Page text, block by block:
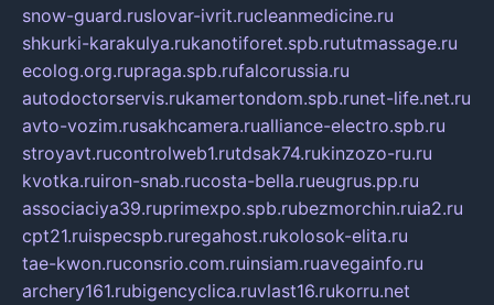
snow-guard.ruslovar-ivrit.rucleanmedicine.ru
shkurki-karakulya.rukanotiforet.spb.rututmassage.ru
ecolog.org.rupraga.spb.rufalcorussia.ru
autodoctorservis.rukamertondom.spb.runet-life.net.ru
avto-vozim.rusakhcamera.rualliance-electro.spb.ru
stroyavt.rucontrolweb1.rutdsak74.rukinzozo-ru.ru
kvotka.ruiron-snab.rucosta-bella.rueugrus.pp.ru
associaciya39.ruprimexpo.spb.rubezmorchin.ruia2.ru
cpt21.ruispecspb.ruregahost.rukolosok-elita.ru
tae-kwon.ruconsrio.com.ruinsiam.ruavegainfo.ru
archery161.rubigencyclica.ruvlast16.rukorru.net